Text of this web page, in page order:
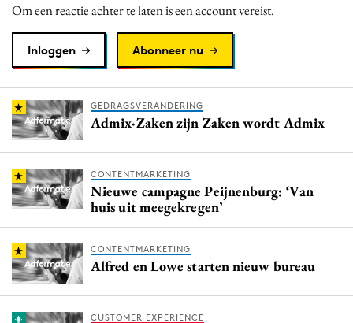
Purpose Marketing
Reputatie & crisis
Om een reactie achter te laten is een account vereist.
Inloggen Abonneer nu
GEDRAGSVERANDERING
Admix·Zaken zijn Zaken wordt Admix
CONTENTMARKETING
Nieuwe campagne Peijnenburg: ‘Van
huis uit meegekregen’
CONTENTMARKETING
Alfred en Lowe starten nieuw bureau
CUSTOMER EXPERIENCE